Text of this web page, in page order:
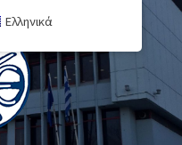
Ελληνικά